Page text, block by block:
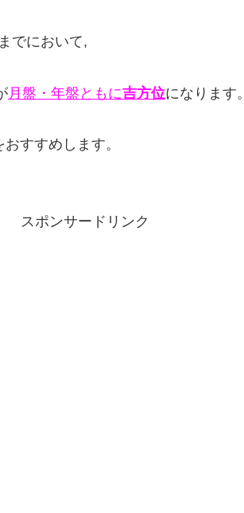
でにおいて,
月盤・年盤ともに吉方位になります。
すすめします。
スポンサードリンク